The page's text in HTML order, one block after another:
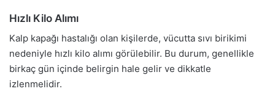
Hızlı Kilo Alımı
Kalp kapağı hastalığı olan kişilerde, vücutta sıvı birikimi
nedeniyle hızlı kilo alımı görülebilir. Bu durum, genellikle
birkaç gün içinde belirgin hale gelir ve dikkatle
izlenmelidir.